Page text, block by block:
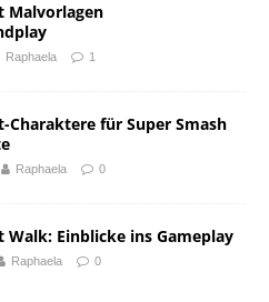
Malvorlagen
Raphaela 1
Charaktere für Super Smash
Raphaela 0
Walk: Einblicke ins Gameplay
Raphaela 0